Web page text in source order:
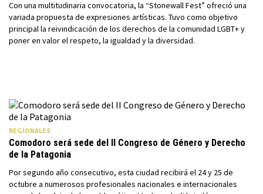
Con una multitudinaria convocatoria, la “Stonewall Fest” ofreció una
variada propuesta de expresiones artísticas. Tuvo como objetivo
principal la reivindicación de los derechos de la comunidad LGBT+ y
poner en valor el respeto, la igualdad y la diversidad.
REGIONALES
Comodoro será sede del II Congreso de Género y Derecho
de la Patagonia
Por segundo año consecutivo, esta ciudad recibirá el 24 y 25 de
octubre a numerosos profesionales nacionales e internacionales